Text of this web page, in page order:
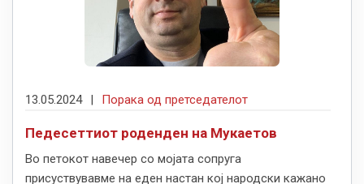
13.05.2024 | Порака од претседателот
Педесеттиот роденден на Мукаетов
Во петокот навечер со мојата сопруга
присуствувавме на еден настан кој народски кажано